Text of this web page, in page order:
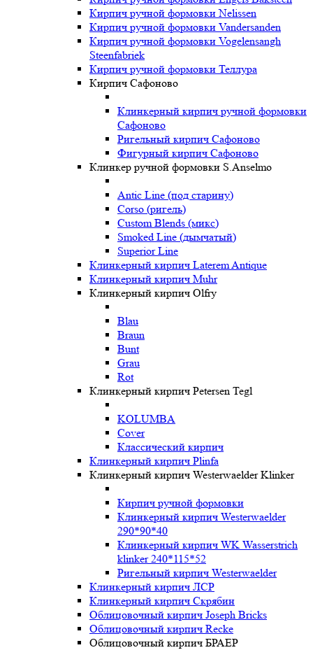
Кирпич ручной формовки Nelissen
Кирпич ручной формовки Vandersanden
Кирпич ручной формовки Vogelensangh
Steenfabriek
Кирпич ручной формовки Теллура
Кирпич Сафоново
Клинкерный кирпич ручной формовки
Сафоново
Ригельный кирпич Сафоново
Фигурный кирпич Сафоново
Клинкер ручной формовки S.Anselmo
Antic Line (под старину)
Corso (ригель)
Custom Blends (микс)
Smoked Line (дымчатый)
Superior Line
Клинкерный кирпич Laterem Antique
Клинкерный кирпич Muhr
Клинкерный кирпич Olfry
Blau
Braun
Bunt
Grau
Rot
Клинкерный кирпич Petersen Tegl
KOLUMBA
Cover
Классический кирпич
Клинкерный кирпич Plinfa
Клинкерный кирпич Westerwaelder Klinker
Кирпич ручной формовки
Клинкерный кирпич Westerwaelder
290*90*40
Клинкерный кирпич WK Wasserstrich
klinker 240*115*52
Ригельный кирпич Westerwaelder
Клинкерный кирпич ЛСР
Клинкерный кирпич Скрябин
Облицовочный кирпич Joseph Bricks
Облицовочный кирпич Recke
Облицовочный кирпич БРАЕР